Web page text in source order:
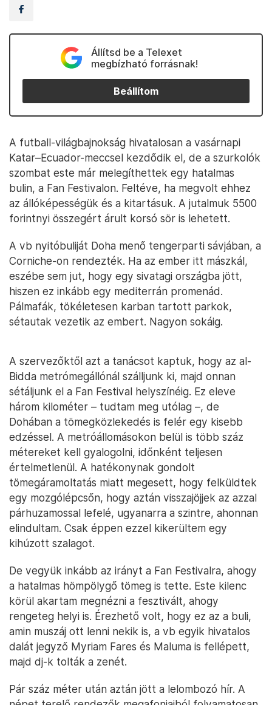
Állítsd be a Telexet
megbízható forrásnak!
Beállítom
A futball-világbajnokság hivatalosan a vasárnapi
Katar–Ecuador-meccsel kezdődik el, de a szurkolók
szombat este már melegíthettek egy hatalmas
bulin, a Fan Festivalon. Feltéve, ha megvolt ehhez
az állóképességük és a kitartásuk. A jutalmuk 5500
forintnyi összegért árult korsó sör is lehetett.
A vb nyitóbuliját Doha menő tengerparti sávjában, a
Corniche-on rendezték. Ha az ember itt mászkál,
eszébe sem jut, hogy egy sivatagi országba jött,
hiszen ez inkább egy mediterrán promenád.
Pálmafák, tökéletesen karban tartott parkok,
sétautak vezetik az embert. Nagyon sokáig.
A szervezőktől azt a tanácsot kaptuk, hogy az al-
Bidda metrómegállónál szálljunk ki, majd onnan
sétáljunk el a Fan Festival helyszínéig. Ez eleve
három kilométer – tudtam meg utólag –, de
Dohában a tömegközlekedés is felér egy kisebb
edzéssel. A metróállomásokon belül is több száz
métereket kell gyalogolni, időnként teljesen
értelmetlenül. A hatékonynak gondolt
tömegáramoltatás miatt megesett, hogy felküldtek
egy mozgólépcsőn, hogy aztán visszajöjjek az azzal
párhuzamossal lefelé, ugyanarra a szintre, ahonnan
elindultam. Csak éppen ezzel kikerültem egy
kihúzott szalagot.
De vegyük inkább az irányt a Fan Festivalra, ahogy
a hatalmas hömpölygő tömeg is tette. Este kilenc
körül akartam megnézni a fesztivált, ahogy
rengeteg helyi is. Érezhető volt, hogy ez az a buli,
amin muszáj ott lenni nekik is, a vb egyik hivatalos
dalát jegyző Myriam Fares és Maluma is fellépett,
majd dj-k tolták a zenét.
Pár száz méter után aztán jött a lelombozó hír. A